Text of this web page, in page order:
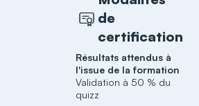
de
certification
Résultats attendus à
l'issue de la formation
Validation à 50 % du
quizz